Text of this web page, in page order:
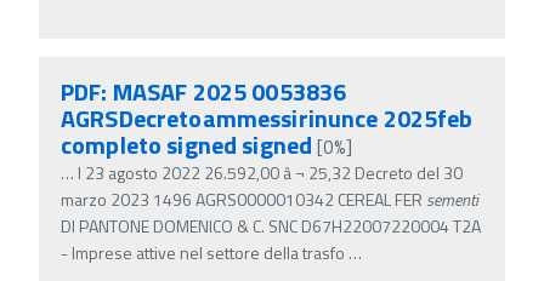
PDF: MASAF 2025 0053836
AGRSDecretoammessirinunce 2025feb
completo signed signed [0%]
… l 23 agosto 2022 26.592,00 â‚¬ 25,32 Decreto del 30
marzo 2023 1496 AGRS0000010342 CEREAL FER sementi
DI PANTONE DOMENICO & C. SNC D67H22007220004 T2A
- Imprese attive nel settore della trasfo …